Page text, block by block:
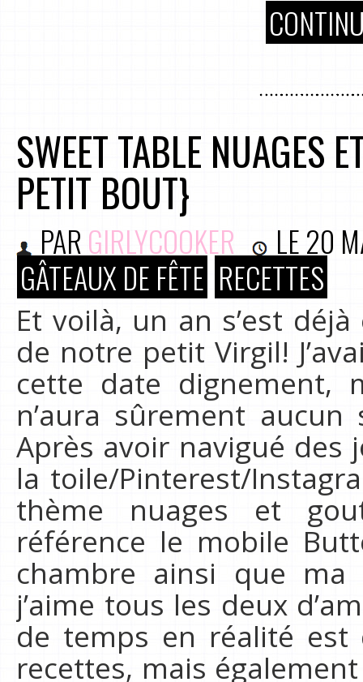
SWEET TABLE NUAGES
PETIT BOUT}
PAR GIRLYCOOKER LE20
GÂTEAUX DE FÊTE RECETTES
Et voilà, un an s’est
de notre petit Virgil!
cette date dignement,
n’aura sûrement
Après avoir navigué des
la toile/Pinterest/
thème nuages et
référence le mobile
chambre ainsi que
j’aime tous les deux
de temps en réalité
recettes, mais